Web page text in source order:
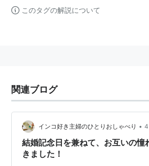
このタグの解説について
関連ブログ
インコ好き主婦のひとりおしゃべり •
結婚記念日を兼ねて、お互いの憧
きました！